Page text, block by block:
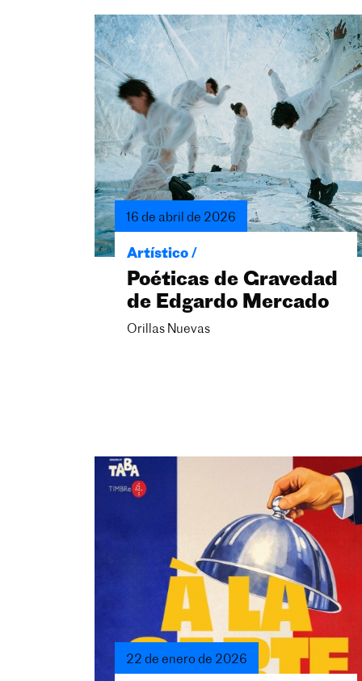
16 de abril de 2026
Artístico /
Poéticas de Gravedad
de Edgardo Mercado
Orillas Nuevas
22 de enero de 2026